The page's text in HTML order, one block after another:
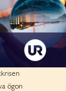
ögon